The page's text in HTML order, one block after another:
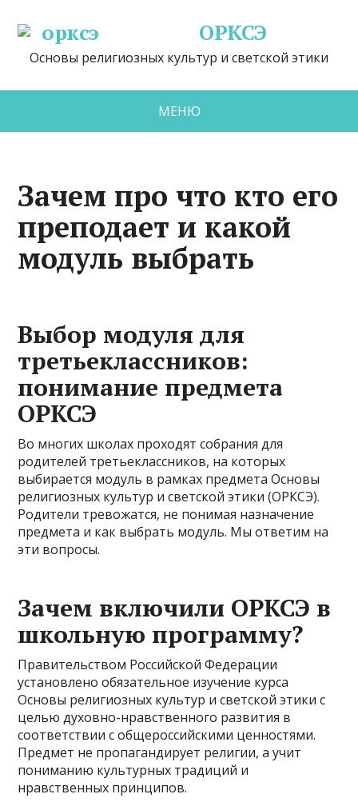
ОРКСЭ
Основы религиозных культур и светской этики
МЕНЮ
Зачем про что кто его
преподает и какой
модуль выбрать
Выбор модуля для
третьеклассников:
понимание предмета
ОРКСЭ
Во многих школах проходят собрания для
родителей третьеклассников, на которых
выбирается модуль в рамках предмета Основы
религиозных культур и светской этики (ОРКСЭ).
Родители тревожатся, не понимая назначение
предмета и как выбрать модуль. Мы ответим на
эти вопросы.
Зачем включили ОРКСЭ в
школьную программу?
Правительством Российской Федерации
установлено обязательное изучение курса
Основы религиозных культур и светской этики с
целью духовно-нравственного развития в
соответствии с общероссийскими ценностями.
Предмет не пропагандирует религии, а учит
пониманию культурных традиций и
нравственных принципов.